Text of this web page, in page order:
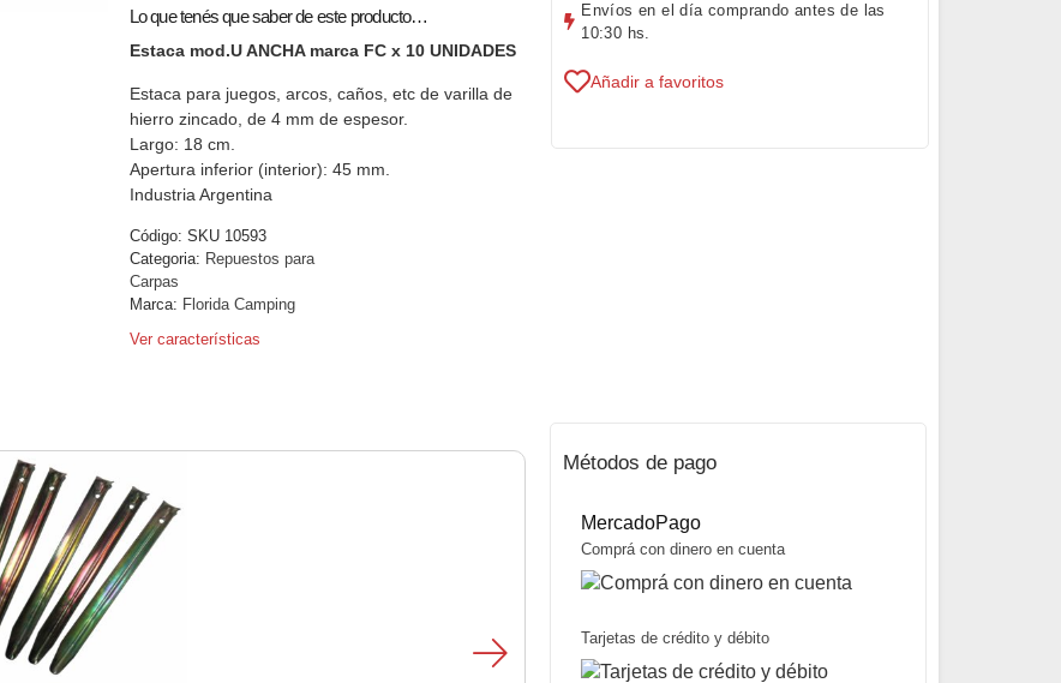
Lo que tenés que saber de este producto…
Estaca mod.U ANCHA marca FC x 10 UNIDADES
Estaca para juegos, arcos, caños, etc de varilla de
hierro zincado, de 4 mm de espesor.
Largo: 18 cm.
Apertura inferior (interior): 45 mm.
Industria Argentina
Código: SKU 10593
Categoria: Repuestos para
Carpas
Marca: Florida Camping
Ver características
Envíos en el día comprando antes de las
10:30 hs.
Añadir a favoritos
Métodos de pago
MercadoPago
Comprá con dinero en cuenta
Tarjetas de crédito y débito